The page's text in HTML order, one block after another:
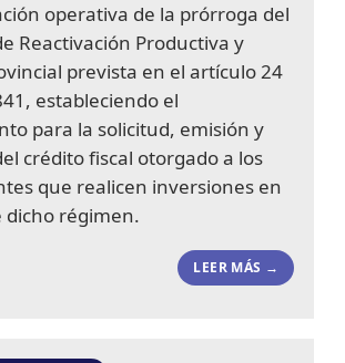
operativa de la prórroga del
Reactivación Productiva y
prevista en el artículo 24
estableciendo el
para la solicitud, emisión y
crédito fiscal otorgado a los
que realicen inversiones en
dicho régimen.
LEER MÁS →